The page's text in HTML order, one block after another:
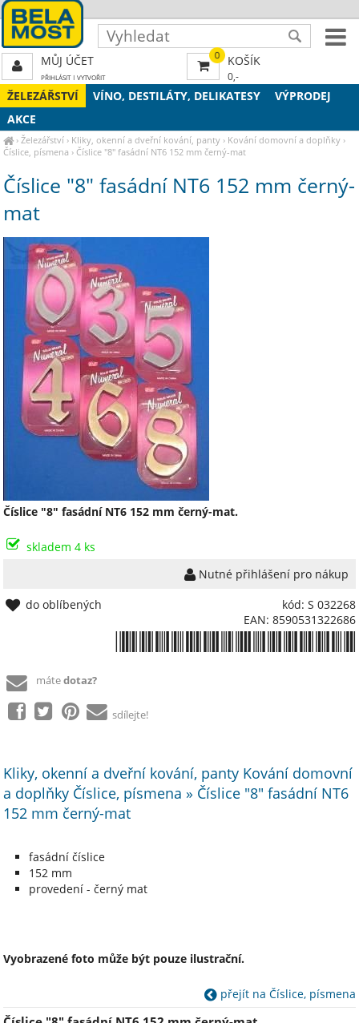
ŽELEZÁŘSTVÍ VÍNO, DESTILÁTY, DELIKATESY
VÝPRODEJ
AKCE
›Železářství › Kliky, okenní a dveřní kování, panty › Kování domovní a doplňky ›
Číslice, písmena ›Číslice "8" fasádní NT6 152 mm černý-mat
Číslice "8" fasádní NT6 152 mm černý-
mat
Číslice "8" fasádní NT6 152 mm černý-mat.
skladem 4 ks
Nutné přihlášení pro nákup
kód: S 032268
EAN: 8590531322686
do oblíbených
mátedotaz?
sdílejte!
Kliky, okenní a dveřní kování, panty Kování domovní
a doplňky Číslice, písmena » Číslice "8" fasádní NT6
152 mm černý-mat
fasádní číslice
152 mm
provedení - černý mat
Vyobrazené foto může být pouze ilustrační.
přejít na Číslice, písmena
0 KOŠÍK
0,-
MŮJ ÚČET
PŘIHLÁSIT| VYTVOŘIT